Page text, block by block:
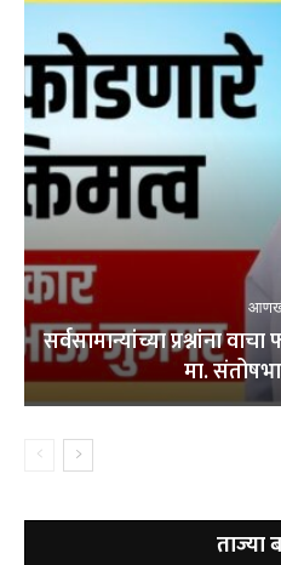
सर्वसामान्यांच्या प्रश्नांना
मा.
ताज्या